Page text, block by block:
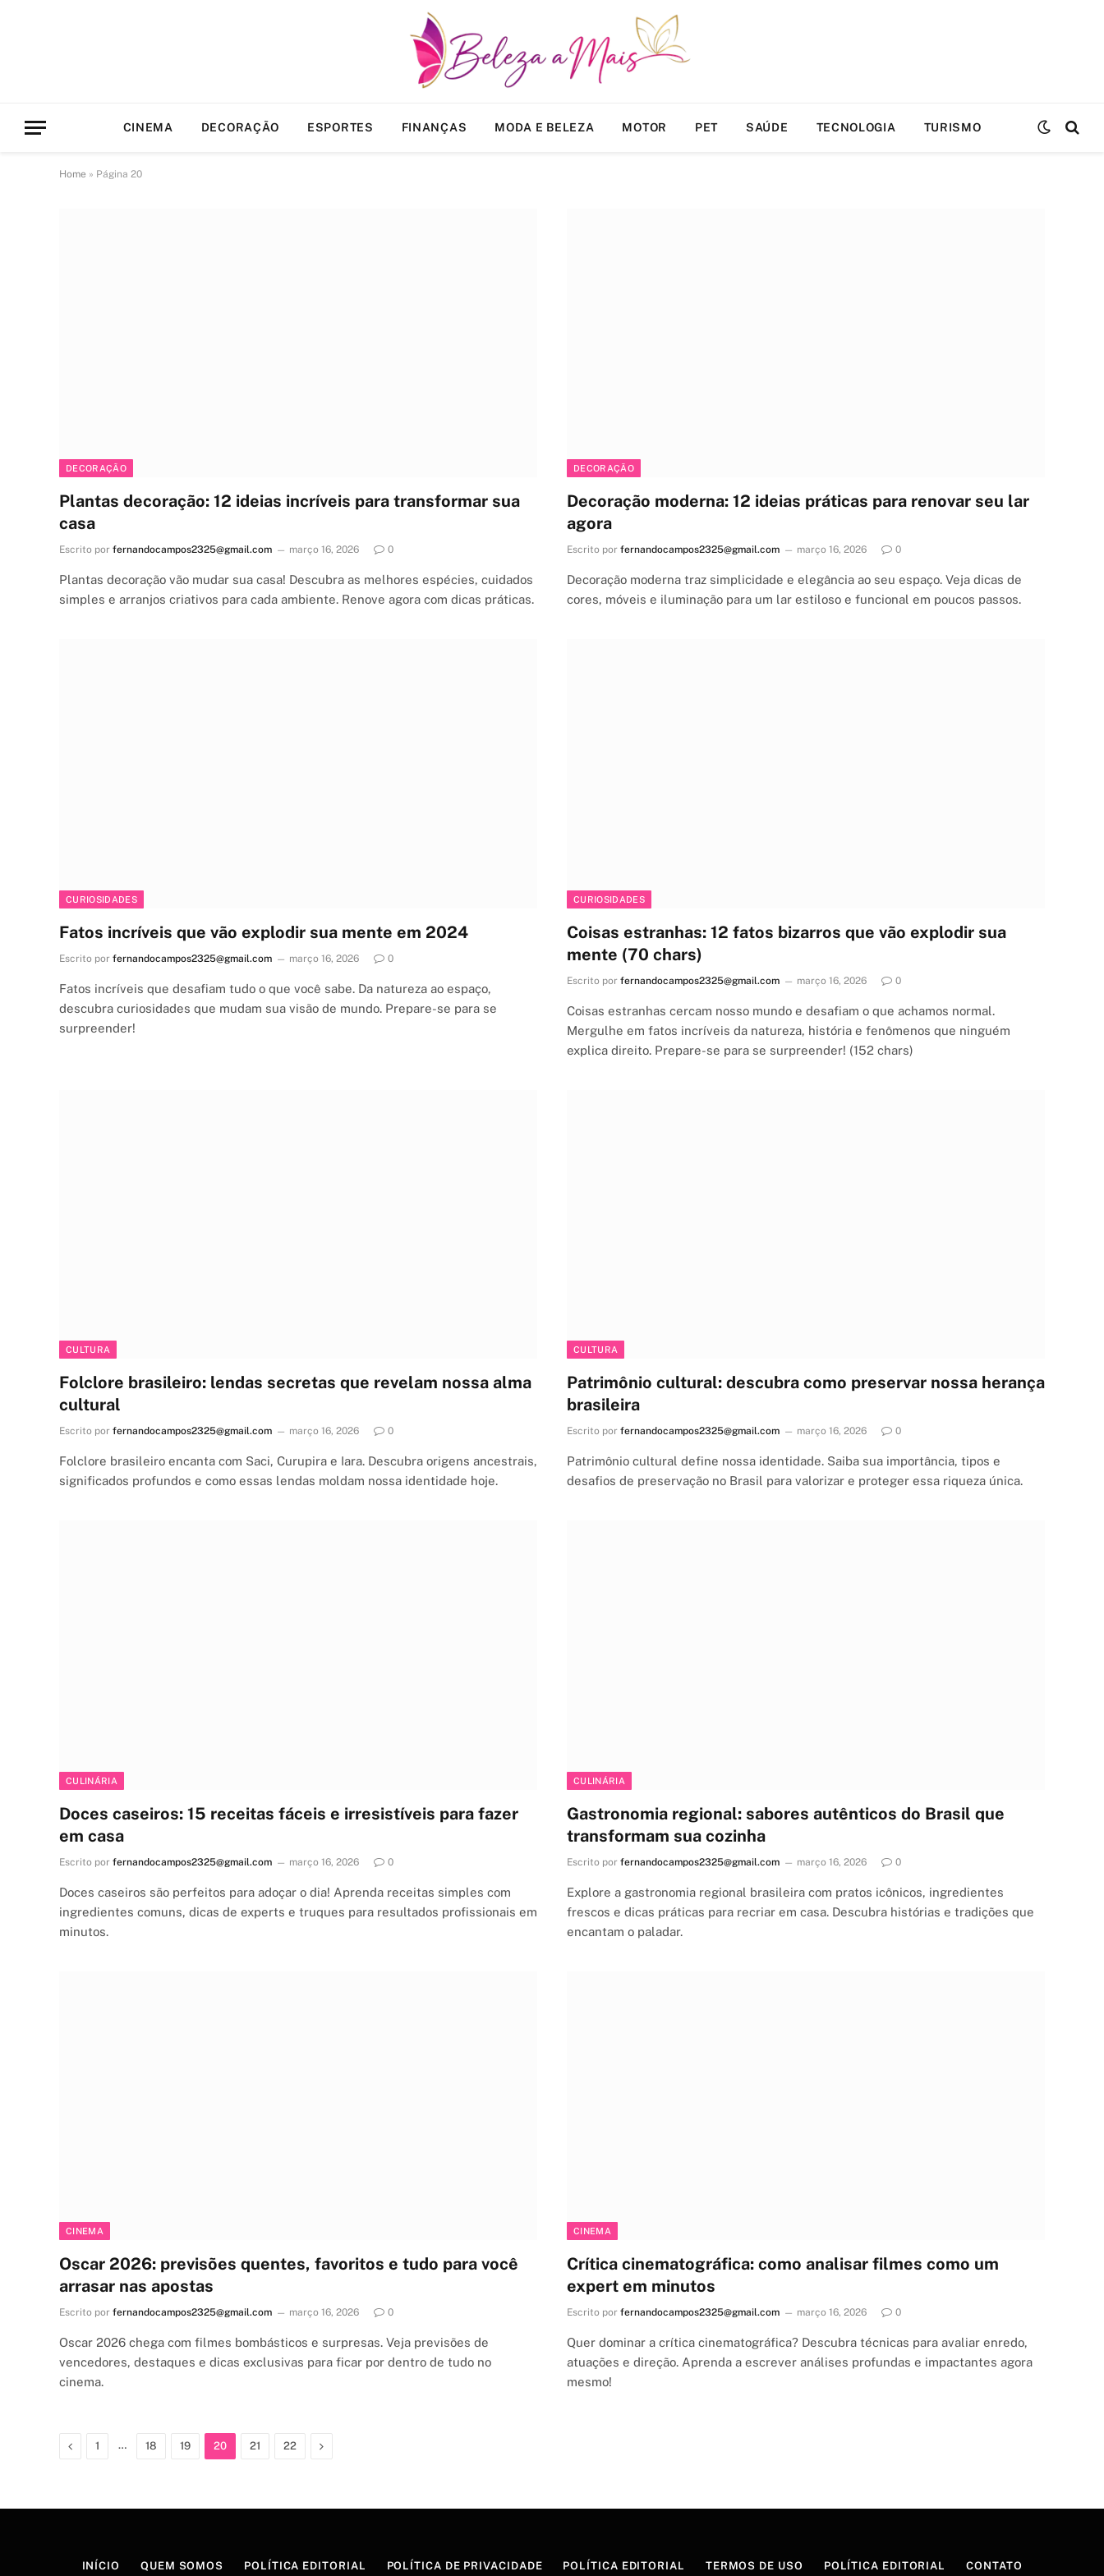
CINEMA DECORAÇÃO ESPORTES FINANÇAS MODA E BELEZA MOTOR PET SAÚDE TECNOLOGIA TURISMO
Home » Página 20
DECORAÇÃO
Plantas decoração: 12 ideias incríveis para transformar sua
casa
Escrito por fernandocampos2325@gmail.com março 16, 2026 0
Plantas decoração vão mudar sua casa! Descubra as melhores espécies, cuidados
simples e arranjos criativos para cada ambiente. Renove agora com dicas práticas.
DECORAÇÃO
Decoração moderna: 12 ideias práticas para renovar seu lar
agora
Escrito por fernandocampos2325@gmail.com março 16, 2026 0
Decoração moderna traz simplicidade e elegância ao seu espaço. Veja dicas de
cores, móveis e iluminação para um lar estiloso e funcional em poucos passos.
CURIOSIDADES
Fatos incríveis que vão explodir sua mente em 2024
Escrito por fernandocampos2325@gmail.com março 16, 2026 0
Fatos incríveis que desafiam tudo o que você sabe. Da natureza ao espaço,
descubra curiosidades que mudam sua visão de mundo. Prepare-se para se
surpreender!
CURIOSIDADES
Coisas estranhas: 12 fatos bizarros que vão explodir sua
mente (70 chars)
Escrito por fernandocampos2325@gmail.com março 16, 2026 0
Coisas estranhas cercam nosso mundo e desafiam o que achamos normal.
Mergulhe em fatos incríveis da natureza, história e fenômenos que ninguém
explica direito. Prepare-se para se surpreender! (152 chars)
CULTURA
Folclore brasileiro: lendas secretas que revelam nossa alma
cultural
Escrito por fernandocampos2325@gmail.com março 16, 2026 0
Folclore brasileiro encanta com Saci, Curupira e Iara. Descubra origens ancestrais,
significados profundos e como essas lendas moldam nossa identidade hoje.
CULTURA
Patrimônio cultural: descubra como preservar nossa herança
brasileira
Escrito por fernandocampos2325@gmail.com março 16, 2026 0
Patrimônio cultural define nossa identidade. Saiba sua importância, tipos e
desafios de preservação no Brasil para valorizar e proteger essa riqueza única.
CULINÁRIA
Doces caseiros: 15 receitas fáceis e irresistíveis para fazer
em casa
Escrito por fernandocampos2325@gmail.com março 16, 2026 0
Doces caseiros são perfeitos para adoçar o dia! Aprenda receitas simples com
ingredientes comuns, dicas de experts e truques para resultados profissionais em
minutos.
CULINÁRIA
Gastronomia regional: sabores autênticos do Brasil que
transformam sua cozinha
Escrito por fernandocampos2325@gmail.com março 16, 2026 0
Explore a gastronomia regional brasileira com pratos icônicos, ingredientes
frescos e dicas práticas para recriar em casa. Descubra histórias e tradições que
encantam o paladar.
CINEMA
Oscar 2026: previsões quentes, favoritos e tudo para você
arrasar nas apostas
Escrito por fernandocampos2325@gmail.com março 16, 2026 0
Oscar 2026 chega com filmes bombásticos e surpresas. Veja previsões de
vencedores, destaques e dicas exclusivas para ficar por dentro de tudo no
cinema.
CINEMA
Crítica cinematográfica: como analisar filmes como um
expert em minutos
Escrito por fernandocampos2325@gmail.com março 16, 2026 0
Quer dominar a crítica cinematográfica? Descubra técnicas para avaliar enredo,
atuações e direção. Aprenda a escrever análises profundas e impactantes agora
mesmo!
Previous
1 … 18 19 20 21 22 Next
INÍCIO QUEM SOMOS POLÍTICA EDITORIAL POLÍTICA DE PRIVACIDADE POLÍTICA EDITORIAL TERMOS DE USO POLÍTICA EDITORIAL CONTATO